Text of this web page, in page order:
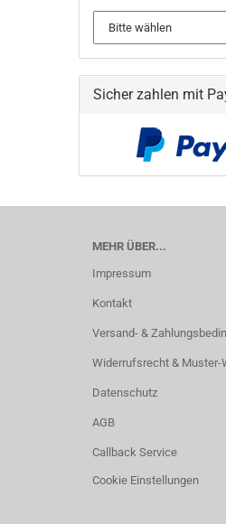
Sicher zahlen mit
MEHR ÜBER...
Impressum
Kontakt
Versand- &
Widerrufsrecht &
Datenschutz
AGB
Callback Service
Cookie Einstellungen